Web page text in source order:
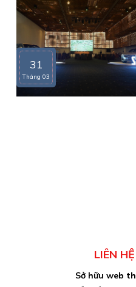
31
Tháng 03
LIÊN HỆ
Sở hữu web